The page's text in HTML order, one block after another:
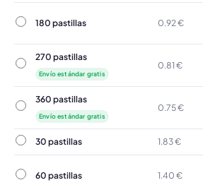
180 pastillas
180 pastillas 0.92 €
270 pastillas
270 pastillas
Envío estándar gratis
0.81 €
360 pastillas
360 pastillas
Envío estándar gratis
0.75 €
30 pastillas
30 pastillas 1.83 €
60 pastillas
60 pastillas 1.40 €